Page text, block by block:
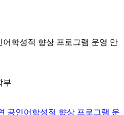
어학성적 향상 프로그램 운영 안
부
공인어학성적 향상 프로그램 운